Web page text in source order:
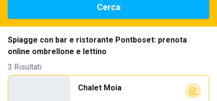
Cerca
Spiagge con bar e ristorante Pontboset: prenota
online ombrellone e lettino
3 Risultati
Chalet Moia